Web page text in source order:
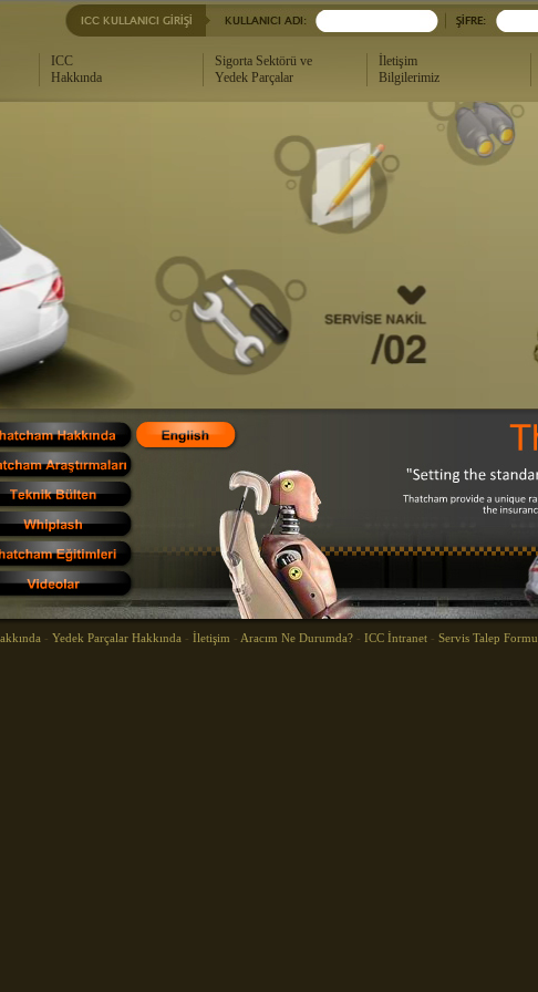
ICC
Hakkında
Sigorta Sektörü ve
Yedek Parçalar
İletişim
Bilgilerimiz
- Yedek Parçalar Hakkında - İletişim - Aracım Ne Durumda? - ICC İntranet - Servis Talep Formu